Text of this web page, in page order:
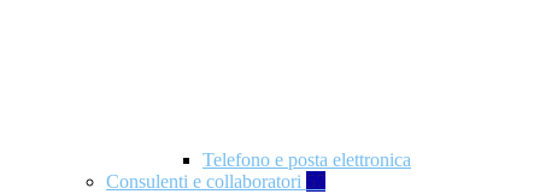
Telefono e posta elettronica
Consulenti e collaboratori 57